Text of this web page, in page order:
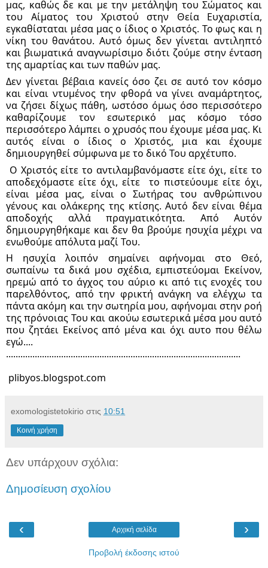
μας, καθώς δε και με την μετάληψη του Σώματος και
του Αίματος του Χριστού στην Θεία Ευχαριστία,
εγκαθίσταται μέσα μας ο ίδιος ο Χριστός. Το φως και η
νίκη του θανάτου. Αυτό όμως δεν γίνεται αντιληπτό
και βιωματικά αναγνωρίσιμο διότι ζούμε στην ένταση
της αμαρτίας και των παθών μας.
Δεν γίνεται βέβαια κανείς όσο ζει σε αυτό τον κόσμο
και είναι ντυμένος την φθορά να γίνει αναμάρτητος,
να ζήσει δίχως πάθη, ωστόσο όμως όσο περισσότερο
καθαρίζουμε τον εσωτερικό μας κόσμο τόσο
περισσότερο λάμπει ο χρυσός που έχουμε μέσα μας. Κι
αυτός είναι ο ίδιος ο Χριστός, μια και έχουμε
δημιουργηθεί σύμφωνα με το δικό Του αρχέτυπο.
αποδεχόμαστε είτε όχι, είτε  το πιστεύουμε είτε όχι,
είναι μέσα μας, είναι ο Σωτήρας του ανθρώπινου
γένους και ολάκερης της κτίσης. Αυτό δεν είναι θέμα
αποδοχής αλλά πραγματικότητα. Από Αυτόν
δημιουργηθήκαμε και δεν θα βρούμε ησυχία μέχρι να
ενωθούμε απόλυτα μαζί Του.
Η ησυχία λοιπόν σημαίνει αφήνομαι στο Θεό,
σωπαίνω τα δικά μου σχέδια, εμπιστεύομαι Εκείνον,
ηρεμώ από το άγχος του αύριο κι από τις ενοχές του
παρελθόντος, από την φρικτή ανάγκη να ελέγχω τα
πάντα ακόμη και την σωτηρία μου, αφήνομαι στην ροή
της πρόνοιας Του και ακούω εσωτερικά μέσα μου αυτό
που ζητάει Εκείνος από μένα και όχι αυτο που θέλω
εγώ....
..................................................................................................
plibyos.blogspot.com
exomologistetokirio στις 10:51
Κοινή χρήση
Δεν υπάρχουν σχόλια:
Δημοσίευση σχολίου
‹ ›
Αρχική σελίδα
Προβολή έκδοσης ιστού